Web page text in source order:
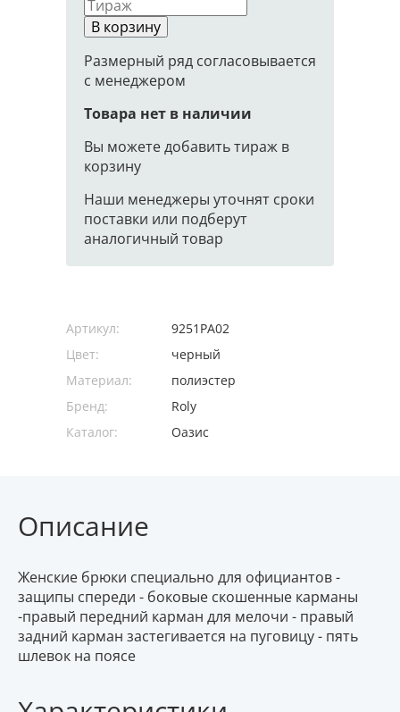
В корзину
Размерный ряд согласовывается
с менеджером
Товара нет в наличии
Вы можете добавить тираж в
корзину
Наши менеджеры уточнят сроки
поставки или подберут
аналогичный товар
Артикул:
9251PA02
Цвет:
черный
Материал:
полиэстер
Бренд:
Roly
Каталог:
Оазис
Описание
Женские брюки специально для официантов -
защипы спереди - боковые скошенные карманы
-правый передний карман для мелочи - правый
задний карман застегивается на пуговицу - пять
шлевок на поясе